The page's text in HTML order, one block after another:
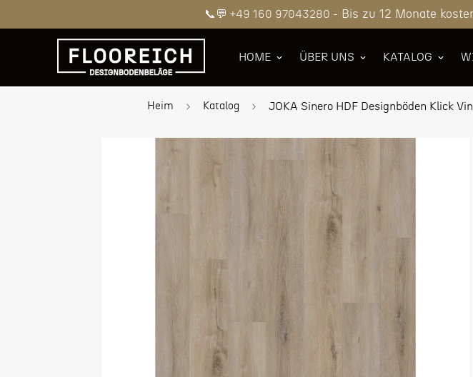
📞💬 +49 160 97043280 - Bis zu 12 Monate
HOME ÜBER UNS KATALOG
Heim Katalog JOKA Sinero HDF Designböden Klick